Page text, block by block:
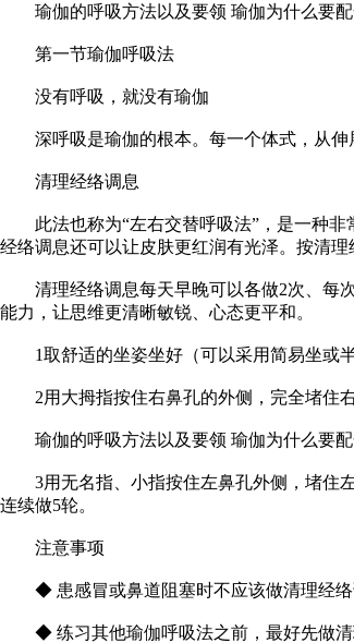
瑜伽的呼吸方法以及要领 瑜伽为什么要配
第一节瑜伽呼吸法
没有呼吸，就没有瑜伽
深呼吸是瑜伽的根本。每一个体式，从伸
清理经络调息
此法也称为“左右交替呼吸法”，是一种非
经络调息还可以让皮肤更红润有光泽。按清
清理经络调息每天早晚可以各做2次、每次
能力，让思维更清晰敏锐、心态更平和。
1取舒适的坐姿坐好（可以采用简易坐或半
2用大拇指按住右鼻孔的外侧，完全堵住右
瑜伽的呼吸方法以及要领 瑜伽为什么要配
3用无名指、小指按住左鼻孔外侧，堵住左
连续做5轮。
注意事项
◆ 患感冒或鼻道阻塞时不应该做清理经络
◆ 练习其他瑜伽呼吸法之前，最好先做清